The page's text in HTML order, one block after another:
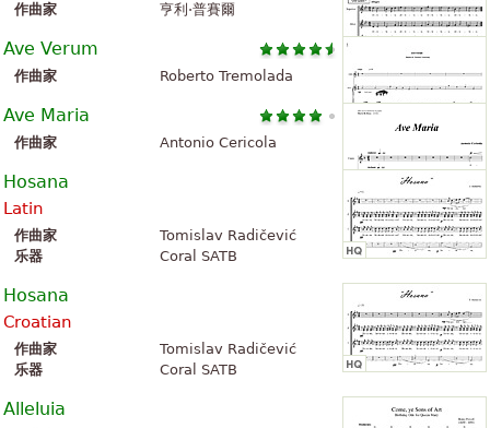
作曲家 亨利·普賽爾
Ave Verum
作曲家 Roberto Tremolada
Ave Maria
作曲家 Antonio Cericola
Hosana
Latin
作曲家
Tomislav Radičević
乐器
Coral SATB
Hosana
Croatian
作曲家
Tomislav Radičević
乐器
Coral SATB
Alleluia